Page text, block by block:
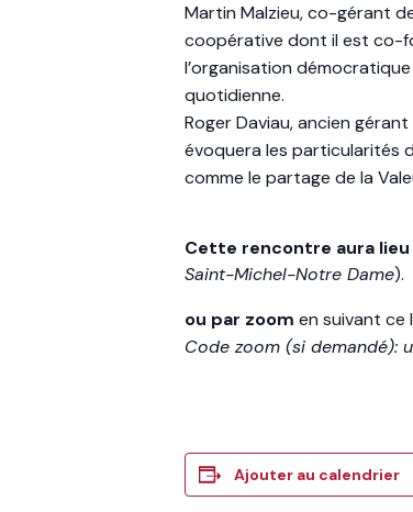
Martin Malzieu, co-gérant
coopérative dont il est co-
l’organisation
quotidienne.
Roger Daviau, ancien
évoquera les particularités
comme le partage de la
Cette rencontre aura lieu
Saint-Michel-Notre Dame).
ou par zoom en suivant ce
Code zoom (si demandé):
Ajouter au calendrier